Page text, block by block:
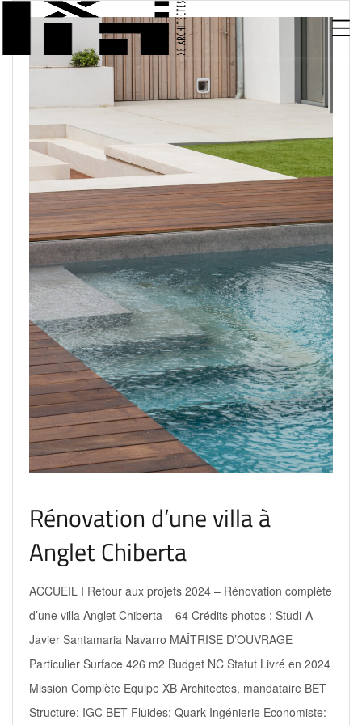
Rénovation d’une villa à
Anglet Chiberta
ACCUEIL I Retour aux projets 2024 – Rénovation complète
d’une villa Anglet Chiberta – 64 Crédits photos : Studi-A –
Javier Santamaria Navarro MAÎTRISE D’OUVRAGE
Particulier Surface 426 m2 Budget NC Statut Livré en 2024
Mission Complète Equipe XB Architectes, mandataire BET
Structure: IGC BET Fluides: Quark Ingénierie Economiste: